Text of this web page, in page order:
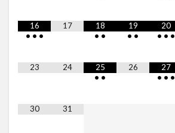
16
• • •
17
18
• •
19
• •
20
• • •
23 24
25
• •
26
27
• • •
30 31